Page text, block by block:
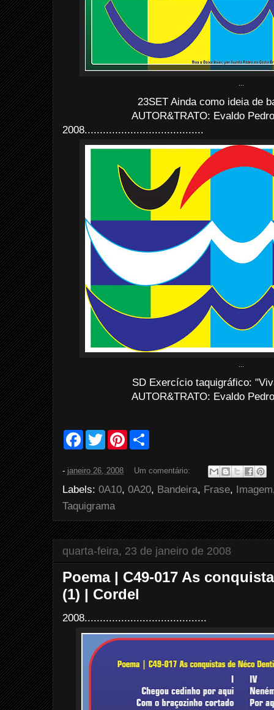
23SET Ainda como ideia de
AUTOR&TRATO: Evaldo
2008.......................................
SD Exercício taquigráfico:
AUTOR&TRATO: Evaldo
F
b
o
o
k
T
w
t
e
r
P
r
e
e
- janeiro 26, 2008 Um comentário:
Labels: 0A10, 0A20, Bandeira, Frase, Imagem
Taquigrama
quarta-feira, 23 de janeiro de 2008
Poema | C49-017 As
(1) | Cordel
2008........................................